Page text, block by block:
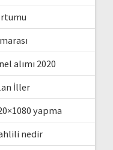
alımı 2020
İller
yapma
nedir